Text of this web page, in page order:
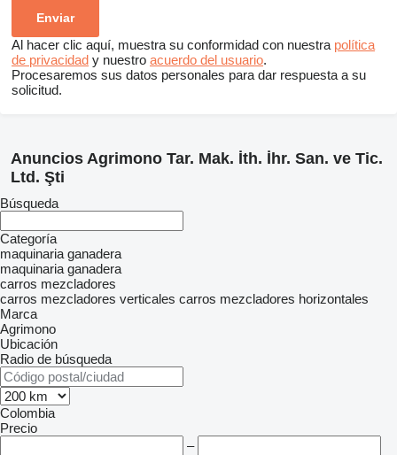
Al hacer clic aquí, muestra su conformidad con nuestra política
de privacidad y nuestro acuerdo del usuario.
Procesaremos sus datos personales para dar respuesta a su
solicitud.
Anuncios Agrimono Tar. Mak. İth. İhr. San. ve Tic.
Ltd. Şti
Búsqueda
Categoría
maquinaria ganadera
maquinaria ganadera
carros mezcladores
carros mezcladores verticales carros mezcladores horizontales
Marca
Agrimono
Ubicación
Radio de búsqueda
Colombia
Precio
–